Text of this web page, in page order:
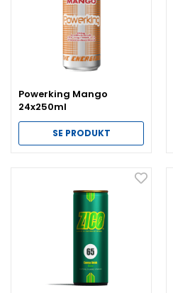
Powerking Mango
24x250ml
SE PRODUKT